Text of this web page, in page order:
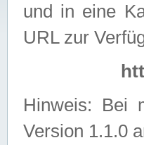
und in eine
URL zur
Hinweis: Bei
Version 1.1.0